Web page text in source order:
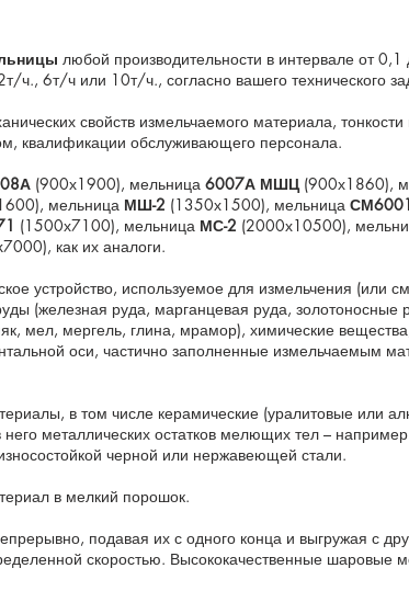
любой производительности в интервале от
ч., 6т/ч или 10т/ч., согласно вашего технического
свойств измельчаемого материала,
квалификации обслуживающего персонала.
(900х1900), мельница 6007А МШЦ(900х1860),
мельница МШ-2 (1350х1500), мельница
(1500х7100), мельница МС-2 (2000х10500),
как их аналоги.
устройство, используемое для измельчения (или
(железная руда, марганцевая руда,
мел, мергель, глина, мрамор), химические
оси, частично заполненные измельчаемым
в том числе керамические (уралитовые или
металлических остатков мелющих тел –
черной или нержавеющей стали.
в мелкий порошок.
подавая их с одного конца и выгружая с
скоростью. Высококачественные шаровые